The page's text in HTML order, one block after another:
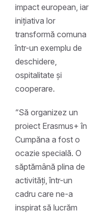
impact european, iar
inițiativa lor
transformă comuna
într-un exemplu de
deschidere,
ospitalitate și
cooperare.
“Să organizez un
proiect Erasmus+ în
Cumpăna a fost o
ocazie specială. O
săptămână plina de
activități, într-un
cadru care ne-a
inspirat să lucrăm